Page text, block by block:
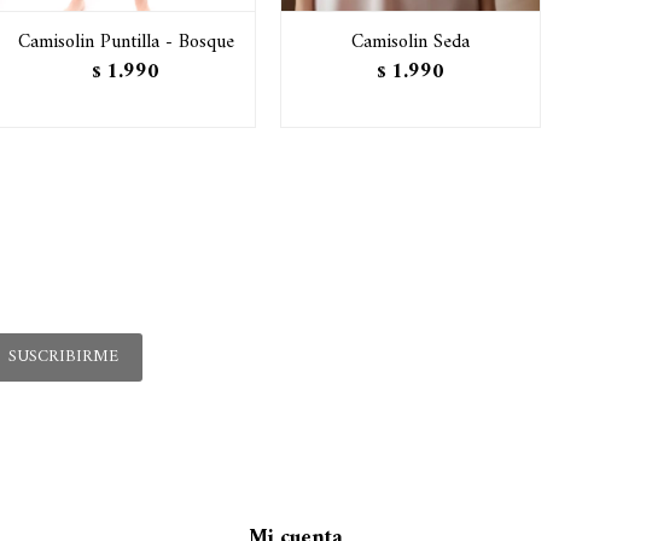
Camisolin Puntilla - Bosque
$ 1.990
Camisolin Seda
$ 1.990
SUSCRIBIRME